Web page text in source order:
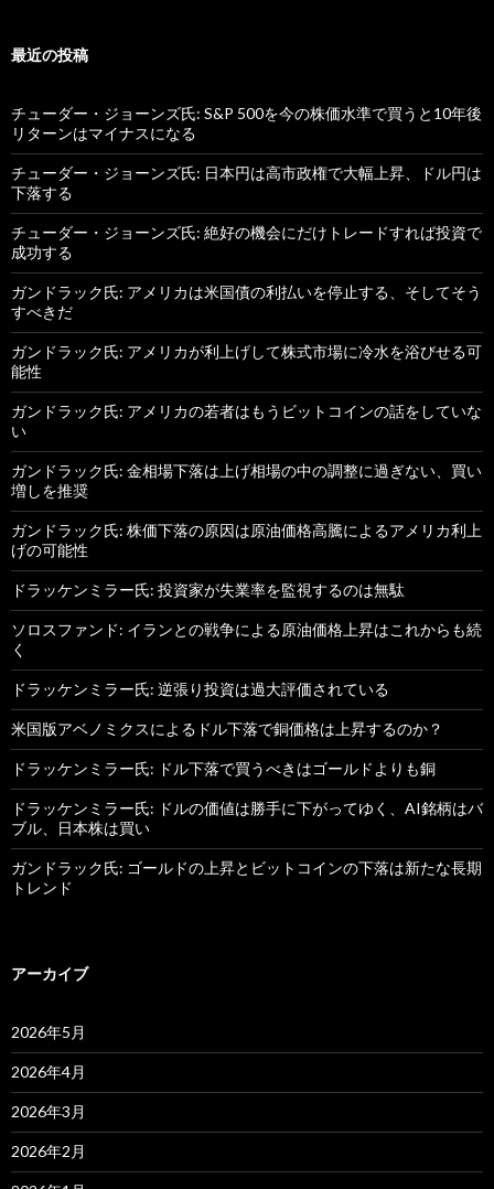
最近の投稿
チューダー・ジョーンズ氏: S&P 500を今の株価水準で買うと10年後
リターンはマイナスになる
チューダー・ジョーンズ氏: 日本円は高市政権で大幅上昇、ドル円は
下落する
チューダー・ジョーンズ氏: 絶好の機会にだけトレードすれば投資で
成功する
ガンドラック氏: アメリカは米国債の利払いを停止する、そしてそう
すべきだ
ガンドラック氏: アメリカが利上げして株式市場に冷水を浴びせる可
能性
ガンドラック氏: アメリカの若者はもうビットコインの話をしていな
い
ガンドラック氏: 金相場下落は上げ相場の中の調整に過ぎない、買い
増しを推奨
ガンドラック氏: 株価下落の原因は原油価格高騰によるアメリカ利上
げの可能性
ドラッケンミラー氏: 投資家が失業率を監視するのは無駄
ソロスファンド: イランとの戦争による原油価格上昇はこれからも続
く
ドラッケンミラー氏: 逆張り投資は過大評価されている
米国版アベノミクスによるドル下落で銅価格は上昇するのか？
ドラッケンミラー氏: ドル下落で買うべきはゴールドよりも銅
ドラッケンミラー氏: ドルの価値は勝手に下がってゆく、AI銘柄はバ
ブル、日本株は買い
ガンドラック氏: ゴールドの上昇とビットコインの下落は新たな長期
トレンド
アーカイブ
2026年5月
2026年4月
2026年3月
2026年2月